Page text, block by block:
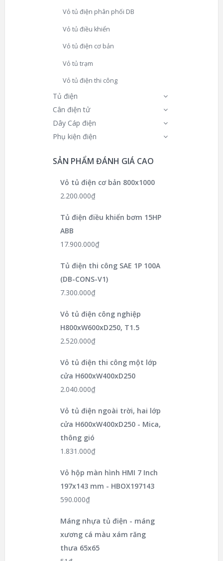
Vỏ tủ điện phân phối DB
Vỏ tủ điều khiển
Vỏ tủ điện cơ bản
Vỏ tủ trạm
Vỏ tủ điện thi công
Tủ điện
Cân điện tử
Dây Cáp điện
Phụ kiện điện
SẢN PHẨM ĐÁNH GIÁ CAO
Vỏ tủ điện cơ bản 800x1000
2.200.000₫
Tủ điện điều khiển bơm 15HP
ABB
17.900.000₫
Tủ điện thi công SAE 1P 100A
(DB-CONS-V1)
7.300.000₫
Vỏ tủ điện công nghiệp
H800xW600xD250, T1.5
2.520.000₫
Vỏ tủ điện thi công một lớp
cửa H600xW400xD250
2.040.000₫
Vỏ tủ điện ngoài trời, hai lớp
cửa H600xW400xD250 - Mica,
thông gió
1.831.000₫
Vỏ hộp màn hình HMI 7 Inch
197x143 mm - HBOX197143
590.000₫
Máng nhựa tủ điện - máng
xương cá màu xám răng
thưa 65x65